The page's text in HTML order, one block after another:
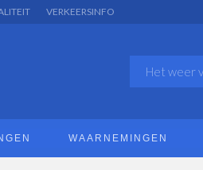
VERKEERSINFO
WAARNEMINGEN